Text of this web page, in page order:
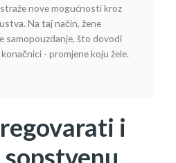
nove mogućnosti kroz
Na taj način, žene
samopouzdanje, što dovodi
- promjene koju žele.
i